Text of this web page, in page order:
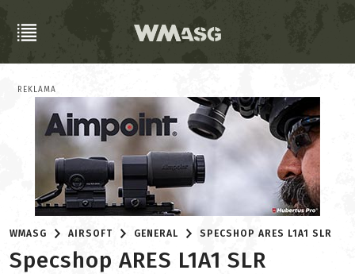
REKLAMA
WMASG AIRSOFT GENERAL SPECSHOP ARES L1A1 SLR
Specshop ARES L1A1 SLR